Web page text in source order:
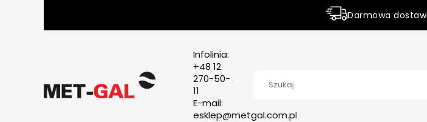
Darmowa
Infolinia:
+48 12
270-50-
11
E-mail:
esklep@metgal.com.pl